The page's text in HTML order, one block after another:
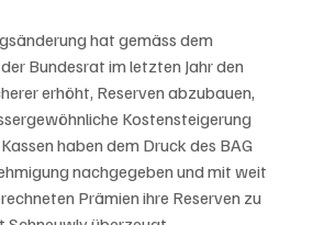
hat gemäss dem
Bundesrat im letzten Jahr den
erhöht, Reserven abzubauen,
Kostensteigerung
haben dem Druck des BAG
nachgegeben und mit weit
Prämien ihre Reserven zu